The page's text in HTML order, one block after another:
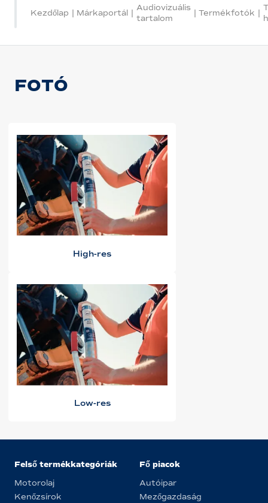
Kezdőlap | Márkaportál |
Audiovizuális
tartalom
| Termékfotók |
FOTÓ
High-res
Low-res
Felső termékkategóriák
Motorolaj
Kenőzsírok
Fő piacok
Autóipar
Mezőgazdaság